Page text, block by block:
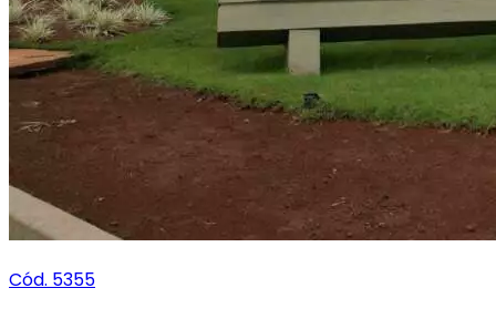
Cód. 5355